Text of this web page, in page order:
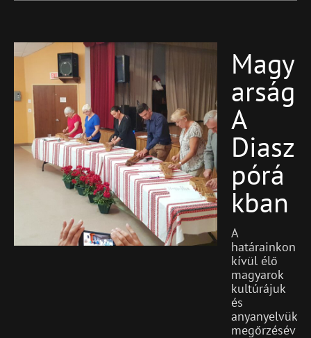
Blog Featured Magy
Arság
A
Diasz
Pórá
Kban
A
határainkon
kívül élő
magyarok
kultúrájuk
és
anyanyelvük
megőrzésév